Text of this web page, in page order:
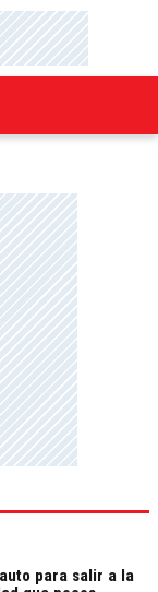
para salir a la